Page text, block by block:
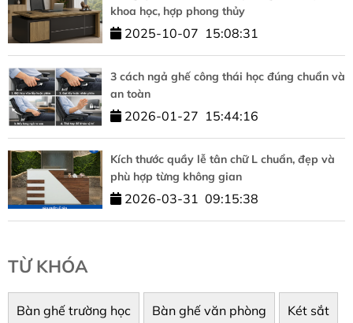
khoa học, hợp phong thủy
2025-10-07 15:08:31
3 cách ngả ghế công thái học đúng chuẩn và
an toàn
2026-01-27 15:44:16
Kích thước quầy lễ tân chữ L chuẩn, đẹp và
phù hợp từng không gian
2026-03-31 09:15:38
TỪ KHÓA
Bàn ghế trường học Bàn ghế văn phòng Két sắt